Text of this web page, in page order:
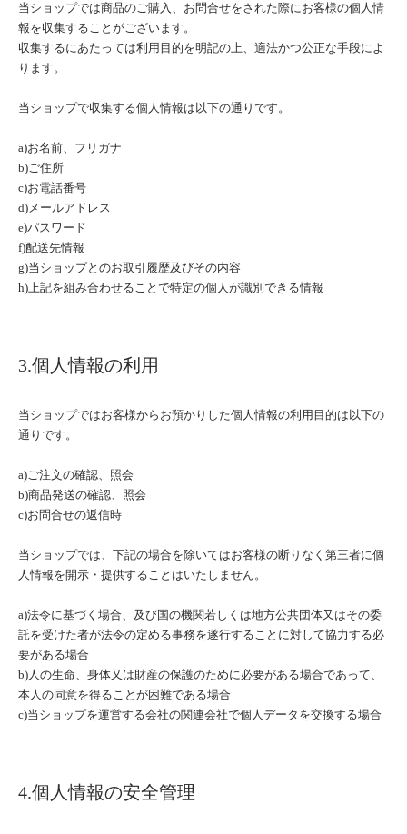
当ショップでは商品のご購入、お問合せをされた際にお客様の個人情
報を収集することがございます。
収集するにあたっては利用目的を明記の上、適法かつ公正な手段によ
ります。
当ショップで収集する個人情報は以下の通りです。
a)お名前、フリガナ
b)ご住所
c)お電話番号
d)メールアドレス
e)パスワード
f)配送先情報
g)当ショップとのお取引履歴及びその内容
h)上記を組み合わせることで特定の個人が識別できる情報
3.個人情報の利用
当ショップではお客様からお預かりした個人情報の利用目的は以下の
通りです。
a)ご注文の確認、照会
b)商品発送の確認、照会
c)お問合せの返信時
当ショップでは、下記の場合を除いてはお客様の断りなく第三者に個
人情報を開示・提供することはいたしません。
a)法令に基づく場合、及び国の機関若しくは地方公共団体又はその委
託を受けた者が法令の定める事務を遂行することに対して協力する必
要がある場合
b)人の生命、身体又は財産の保護のために必要がある場合であって、
本人の同意を得ることが困難である場合
c)当ショップを運営する会社の関連会社で個人データを交換する場合
4.個人情報の安全管理